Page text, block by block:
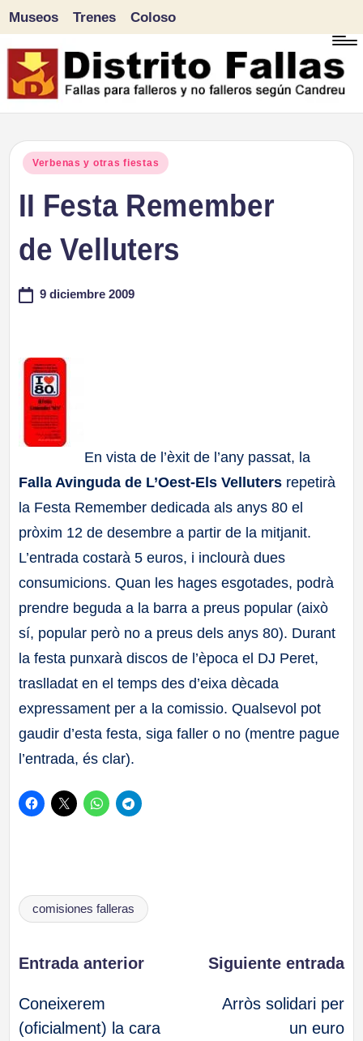
Saltar
al
Museos Trenes Coloso
Publicado
Verbenas y otras fiestas
II Festa Remember
de Velluters
9 diciembre 2009
En vista de l’èxit de l’any passat, la
Falla Avinguda de L’Oest-Els Velluters repetirà
la Festa Remember dedicada als anys 80 el
pròxim 12 de desembre a partir de la mitjanit.
L’entrada costarà 5 euros, i inclourà dues
consumicions. Quan les hages esgotades, podrà
prendre beguda a la barra a preus popular (això
sí, popular però no a preus dels anys 80). Durant
la festa punxarà discos de l’època el DJ Peret,
traslladat en el temps des d’eixa dècada
expressament per a la comissio. Qualsevol pot
gaudir d’esta festa, siga faller o no (mentre pague
l’entrada, és clar).
Etiquetas:
comisiones falleras
Navegación
de
Entrada anterior
Coneixerem
(oficialment) la cara
Siguiente entrada
Arròs solidari per
un euro